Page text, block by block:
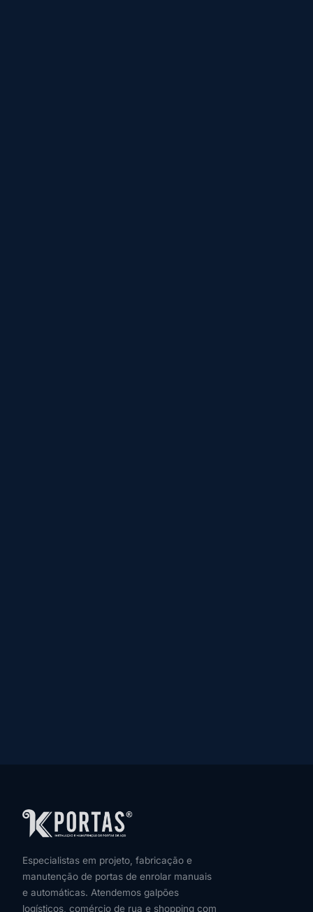
Especialistas em projeto, fabricação e
manutenção de portas de enrolar manuais
e automáticas. Atendemos galpões
logísticos, comércio de rua e shopping com